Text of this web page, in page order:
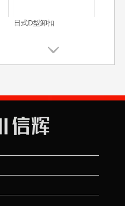
日式D型卸扣